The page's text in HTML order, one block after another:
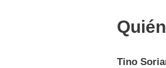
Tino